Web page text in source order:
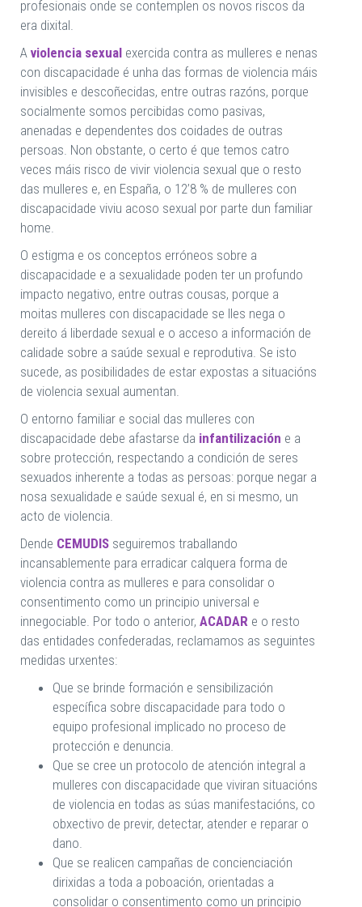
profesionais onde se contemplen os novos riscos da
era dixital.
A violencia sexual exercida contra as mulleres e nenas
con discapacidade é unha das formas de violencia máis
invisibles e descoñecidas, entre outras razóns, porque
socialmente somos percibidas como pasivas,
anenadas e dependentes dos coidades de outras
persoas. Non obstante, o certo é que temos catro
veces máis risco de vivir violencia sexual que o resto
das mulleres e, en España, o 12’8 % de mulleres con
discapacidade viviu acoso sexual por parte dun familiar
home.
O estigma e os conceptos erróneos sobre a
discapacidade e a sexualidade poden ter un profundo
impacto negativo, entre outras cousas, porque a
moitas mulleres con discapacidade se lles nega o
dereito á liberdade sexual e o acceso a información de
calidade sobre a saúde sexual e reprodutiva. Se isto
sucede, as posibilidades de estar expostas a situacións
de violencia sexual aumentan.
O entorno familiar e social das mulleres con
discapacidade debe afastarse da infantilización e a
sobre protección, respectando a condición de seres
sexuados inherente a todas as persoas: porque negar a
nosa sexualidade e saúde sexual é, en si mesmo, un
acto de violencia.
Dende CEMUDIS seguiremos traballando
incansablemente para erradicar calquera forma de
violencia contra as mulleres e para consolidar o
consentimento como un principio universal e
innegociable. Por todo o anterior, ACADAR e o resto
das entidades confederadas, reclamamos as seguintes
medidas urxentes:
Que se brinde formación e sensibilización
específica sobre discapacidade para todo o
equipo profesional implicado no proceso de
protección e denuncia.
Que se cree un protocolo de atención integral a
mulleres con discapacidade que viviran situacións
de violencia en todas as súas manifestacións, co
obxectivo de previr, detectar, atender e reparar o
dano.
Que se realicen campañas de concienciación
dirixidas a toda a poboación, orientadas a
consolidar o consentimento como un principio